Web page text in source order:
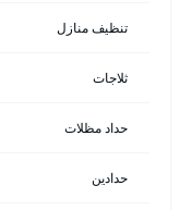
تنظيف منازل
ثلاجات
حداد مظلات
حدادين